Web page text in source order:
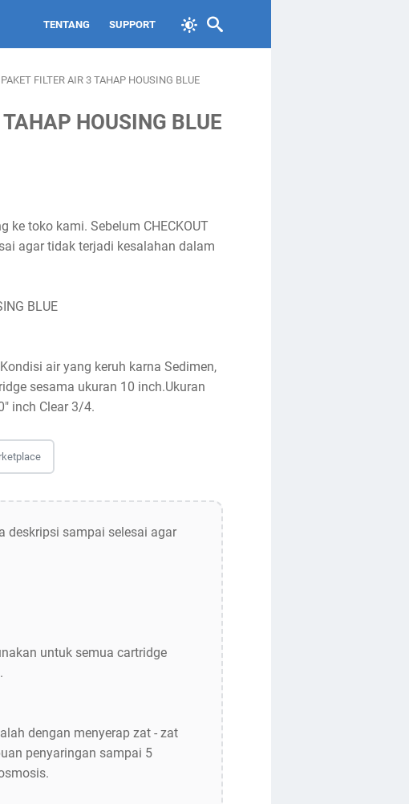
TENTANG SUPPORT
PAKET FILTER AIR 3 TAHAP HOUSING BLUE
HOUSING BLUE
ke toko kami. Sebelum CHECKOUT
agar tidak terjadi kesalahan dalam
BLUE
air yang keruh karna Sedimen,
sesama ukuran 10 inch.Ukuran
inch Clear 3/4.
deskripsi sampai selesai agar
untuk semua cartridge
dengan menyerap zat - zat
penyaringan sampai 5